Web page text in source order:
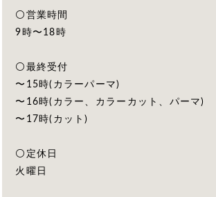
⚪️営業時間
9時〜18時
⚪️最終受付
〜15時(カラーパーマ)
〜16時(カラー、カラーカット、パーマ)
〜17時(カット)
⚪️定休日
火曜日